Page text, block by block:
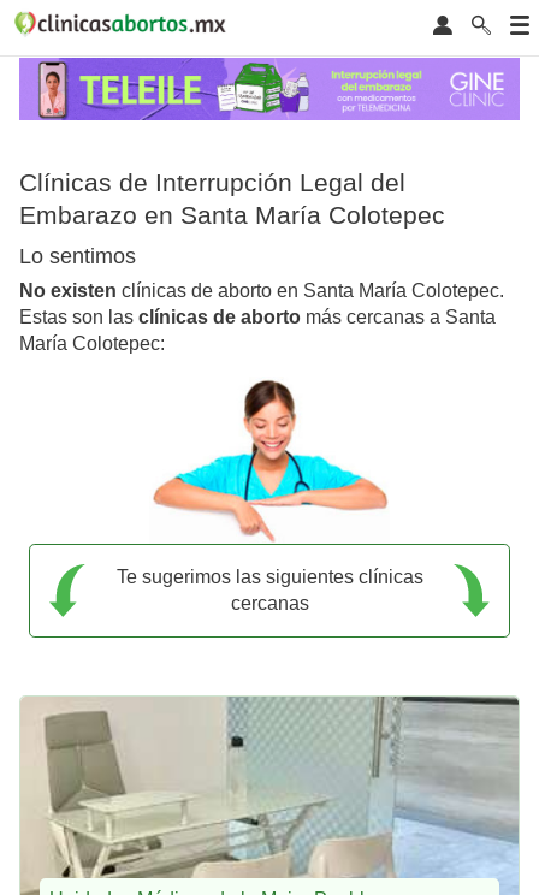
Clínicas de Interrupción Legal del
Embarazo en Santa María Colotepec
Lo sentimos
No existen clínicas de aborto en Santa María Colotepec.
Estas son las clínicas de aborto más cercanas a Santa
María Colotepec:
Te sugerimos las siguientes clínicas
cercanas